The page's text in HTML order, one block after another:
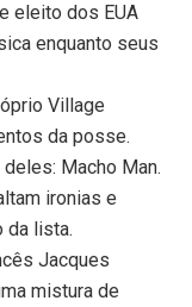
eleito dos EUA
enquanto seus
Village
da posse.
Macho Man.
ironias e
da lista.
Jacques
mistura de